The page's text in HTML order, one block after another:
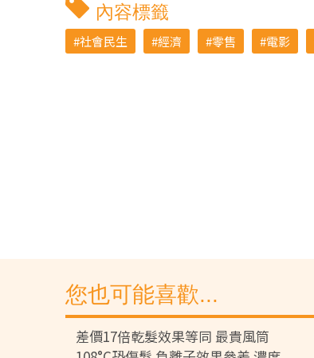
內容標籤
社會民生 經濟 零售 電影
您也可能喜歡...
差價17倍乾髮效果等同 最貴風筒